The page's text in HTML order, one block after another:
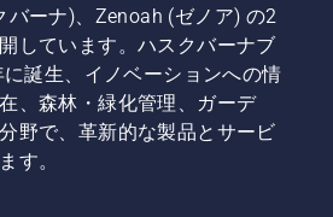
バーナ)、Zenoah (ゼノア) の2
しています。ハスクバーナブ
誕生、イノベーションへの情
、森林・緑化管理、ガーデ
野で、革新的な製品とサービ
す。